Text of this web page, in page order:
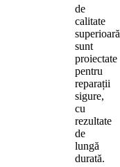
de
calitate
superioară
sunt
proiectate
pentru
reparații
sigure,
cu
rezultate
de
lungă
durată.